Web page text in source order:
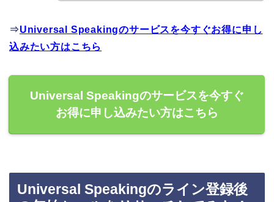
⇒Universal Speakingのサービスを今すぐお得に申し
込みたい方はこちら
Universal Speakingのサービスを今すぐ
お得に申し込みたい方はこちら
Universal Speakingのライン登録後